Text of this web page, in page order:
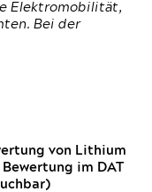
Elektromobilität,
Bei der
von Lithium
im DAT